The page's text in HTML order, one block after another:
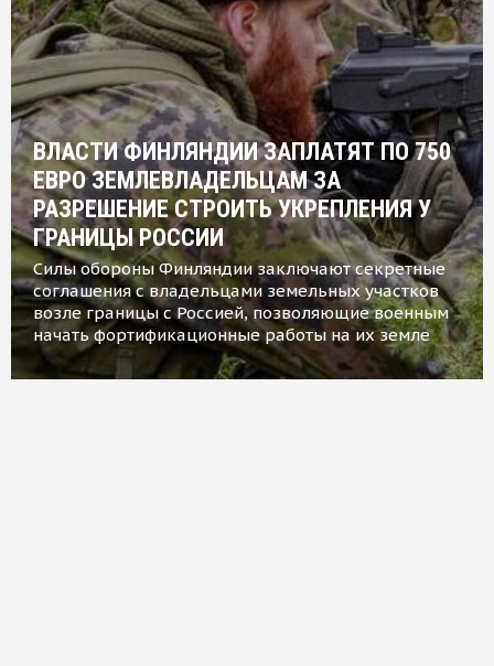
ВЛАСТИ ФИНЛЯНДИИ ЗАПЛАТЯТ ПО 750
ЕВРО ЗЕМЛЕВЛАДЕЛЬЦАМ ЗА
РАЗРЕШЕНИЕ СТРОИТЬ УКРЕПЛЕНИЯ У
ГРАНИЦЫ РОССИИ
Силы обороны Финляндии заключают секретные
соглашения с владельцами земельных участков
возле границы с Россией, позволяющие военным
начать фортификационные работы на их земле